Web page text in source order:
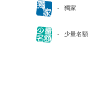
獨家
少量名額